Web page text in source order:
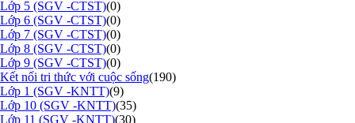
Lớp 5 (SGV -CTST)(0)
Lớp 6 (SGV -CTST)(0)
Lớp 7 (SGV -CTST)(0)
Lớp 8 (SGV -CTST)(0)
Lớp 9 (SGV -CTST)(0)
Kết nối tri thức với cuộc sống(190)
Lớp 1 (SGV -KNTT)(9)
Lớp 10 (SGV -KNTT)(35)
Lớp 11 (SGV -KNTT)(30)